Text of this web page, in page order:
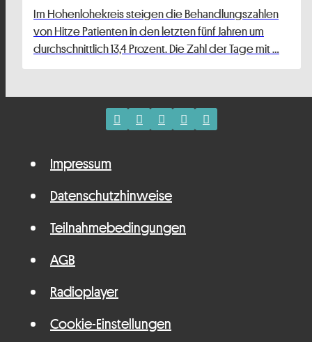
Im Hohenlohekreis steigen die Behandlungszahlen
von Hitze Patienten in den letzten fünf Jahren um
durchschnittlich 13,4 Prozent. Die Zahl der Tage mit …
Impressum
Datenschutzhinweise
Teilnahmebedingungen
AGB
Radioplayer
Cookie-Einstellungen